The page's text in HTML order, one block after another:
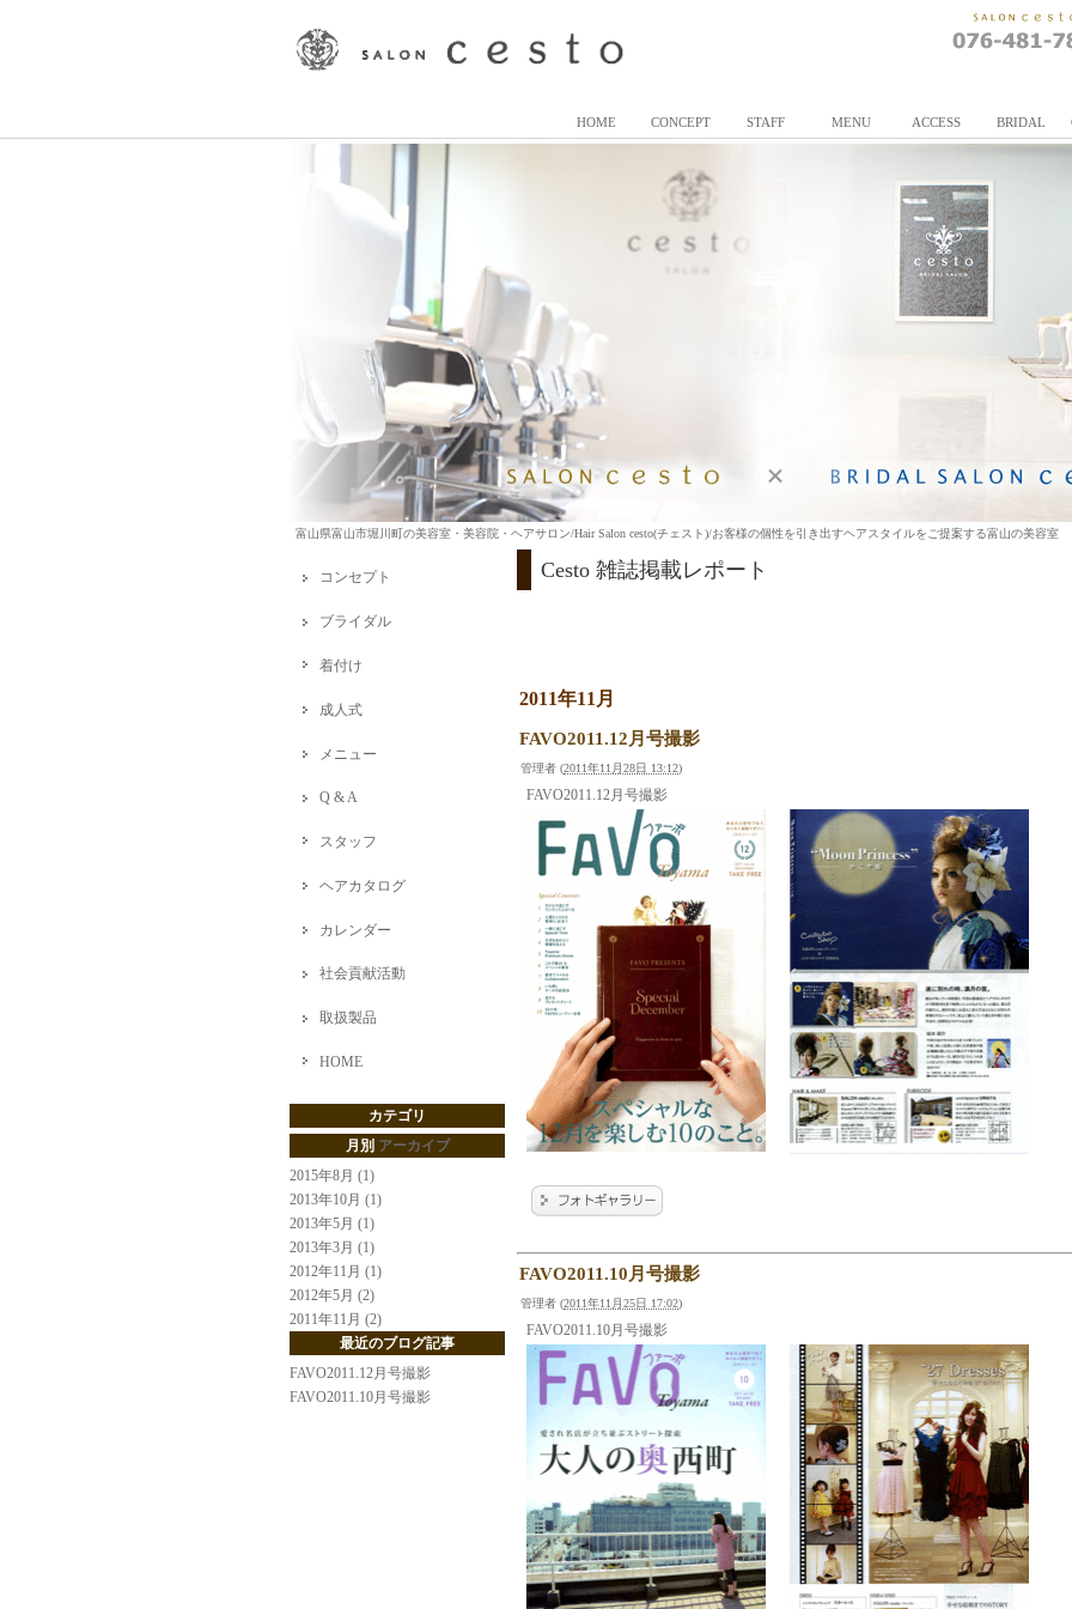
富山県富山市堀川町の美容室・美容院・ヘアサロン/Hair Salon cesto(チェスト)/お客様の個性を引き出すヘアスタイルをご提案する富山の美容室
HOME CONCEPT STAFF MENU ACCESS BRIDAL
Cesto 雑誌掲載レポート
2011年11月
FAVO2011.12月号撮影
管理者 (2011年11月28日 13:12)
FAVO2011.12月号撮影
FAVO2011.10月号撮影
管理者 (2011年11月25日 17:02)
FAVO2011.10月号撮影
コンセプト
ブライダル
着付け
成人式
メニュー
Q & A
スタッフ
ヘアカタログ
カレンダー
社会貢献活動
取扱製品
HOME
カテゴリ
月別 アーカイブ
2015年8月 (1)
2013年10月 (1)
2013年5月 (1)
2013年3月 (1)
2012年11月 (1)
2012年5月 (2)
2011年11月 (2)
最近のブログ記事
FAVO2011.12月号撮影
FAVO2011.10月号撮影